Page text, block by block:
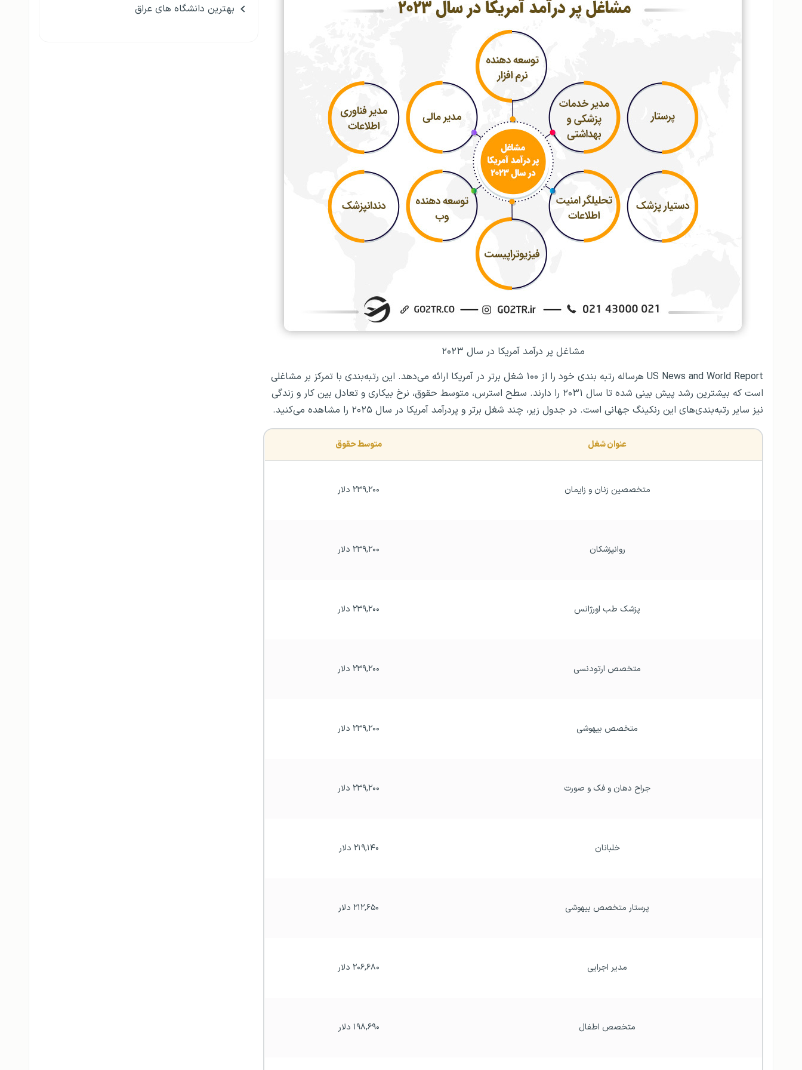
مشاغل پر درآمد آمریکا در سال ۲۰۲۳
US News and World Report هرساله رتبه بندی خود را از ۱۰۰ شغل برتر در آمریکا ارائه می‌دهد. این رتبه‌بندی با تمرکز بر مشاغلی
است که بیشترین رشد پیش بینی شده تا سال ۲۰۳۱ را دارند. سطح استرس، متوسط حقوق، نرخ بیکاری و تعادل بین کار و زندگی
نیز سایر رتبه‌بندی‌های این رنکینگ جهانی است. در جدول زیر، چند شغل برتر و پردرآمد آمریکا در سال ۲۰۲۵ را مشاهده می‌کنید.
عنوان شغل متوسط حقوق
متخصصین زنان و زایمان ۲۳۹,۲۰۰ دلار
روانپزشکان ۲۳۹,۲۰۰ دلار
پزشک طب اورژانس ۲۳۹,۲۰۰ دلار
متخصص ارتودنسی ۲۳۹,۲۰۰ دلار
متخصص بیهوشی ۲۳۹,۲۰۰ دلار
جراح دهان و فک و صورت ۲۳۹,۲۰۰ دلار
خلبانان ۲۱۹,۱۴۰ دلار
پرستار متخصص بیهوشی ۲۱۲,۶۵۰ دلار
مدیر اجرایی ۲۰۶,۶۸۰ دلار
متخصص اطفال ۱۹۸,۶۹۰ دلار
بهترین دانشگاه های عراق